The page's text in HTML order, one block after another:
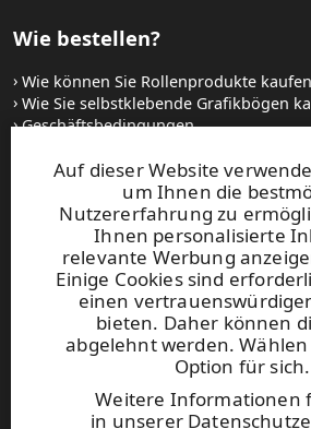
Auf dieser Website
um Ihnen die
Nutzererfahrung zu
Ihnen personalisierte
relevante Werbung
Einige Cookies sind
einen
bieten. Daher können
abgelehnt werden. Wählen
Option für sich.
Weitere Informationen
in unserer
Wie bestellen?
Wie können Sie Rollenprodukte
Wie Sie selbstklebende Grafikbögen
Geschäftsbedingungen
Websites und kontakt
UPM Raflatac Graphics Solutions
UPM Raflatac Office Products
UPM Raflatac Industrial Removables
Kontakt
Diese Seite ist durch reCAPTCHA